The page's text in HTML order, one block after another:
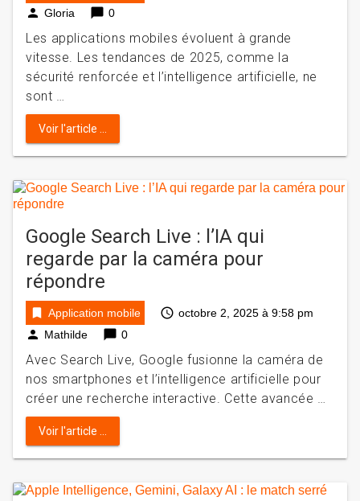
person Gloria chat_bubble 0
Les applications mobiles évoluent à grande
vitesse. Les tendances de 2025, comme la
sécurité renforcée et l’intelligence artificielle, ne
sont …
Voir l'article ...
Google Search Live : l’IA qui
regarde par la caméra pour
répondre
bookmark Application mobile access_time octobre 2, 2025 à 9:58 pm
person Mathilde chat_bubble 0
Avec Search Live, Google fusionne la caméra de
nos smartphones et l’intelligence artificielle pour
créer une recherche interactive. Cette avancée …
Voir l'article ...